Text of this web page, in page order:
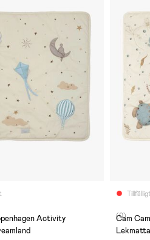
Activity
(0)
Cam